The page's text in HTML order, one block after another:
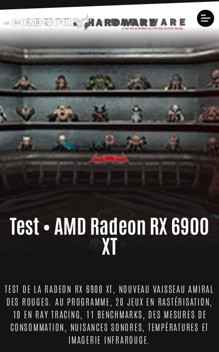
Test • AMD Radeon RX 6900
XT
TEST DE LA RADEON RX 6900 XT, NOUVEAU VAISSEAU AMIRAL
DES ROUGES. AU PROGRAMME, 20 JEUX EN RASTÉRISATION,
10 EN RAY TRACING, 11 BENCHMARKS, DES MESURES DE
CONSOMMATION, NUISANCES SONORES, TEMPÉRATURES ET
IMAGERIE INFRAROUGE.